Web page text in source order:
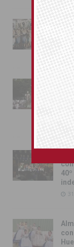
La
La
de